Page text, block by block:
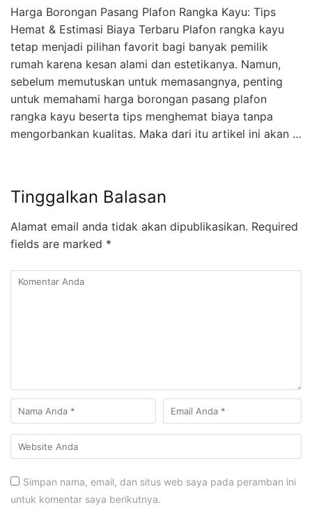
Harga Borongan Pasang Plafon Rangka Kayu: Tips
Hemat & Estimasi Biaya Terbaru Plafon rangka kayu
tetap menjadi pilihan favorit bagi banyak pemilik
rumah karena kesan alami dan estetikanya. Namun,
sebelum memutuskan untuk memasangnya, penting
untuk memahami harga borongan pasang plafon
rangka kayu beserta tips menghemat biaya tanpa
mengorbankan kualitas. Maka dari itu artikel ini akan …
Tinggalkan Balasan
Alamat email anda tidak akan dipublikasikan. Required
fields are marked *
Simpan nama, email, dan situs web saya pada peramban ini
untuk komentar saya berikutnya.